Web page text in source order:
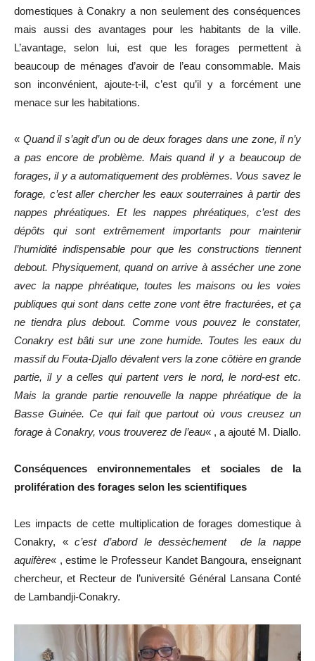
domestiques à Conakry a non seulement des conséquences
mais aussi des avantages pour les habitants de la ville.
L’avantage, selon lui, est que les forages permettent à
beaucoup de ménages d’avoir de l’eau consommable. Mais
son inconvénient, ajoute-t-il, c’est qu’il y a forcément une
menace sur les habitations.
« Quand il s’agit d’un ou de deux forages dans une zone, il n’y
a pas encore de problème. Mais quand il y a beaucoup de
forages, il y a automatiquement des problèmes. Vous savez le
forage, c’est aller chercher les eaux souterraines à partir des
nappes phréatiques. Et les nappes phréatiques, c’est des
dépôts qui sont extrêmement importants pour maintenir
l’humidité indispensable pour que les constructions tiennent
debout. Physiquement, quand on arrive à assécher une zone
avec la nappe phréatique, toutes les maisons ou les voies
publiques qui sont dans cette zone vont être fracturées, et ça
ne tiendra plus debout. Comme vous pouvez le constater,
Conakry est bâti sur une zone humide. Toutes les eaux du
massif du Fouta-Djallo dévalent vers la zone côtière en grande
partie, il y a celles qui partent vers le nord, le nord-est etc.
Mais la grande partie renouvelle la nappe phréatique de la
Basse Guinée. Ce qui fait que partout où vous creusez un
forage à Conakry, vous trouverez de l’eau« , a ajouté M. Diallo.
Conséquences environnementales et sociales de la
prolifération des forages selon les scientifiques
Les impacts de cette multiplication de forages domestique à
Conakry, «c’est d’abord le dessèchement de la nappe
aquifère« , estime le Professeur Kandet Bangoura, enseignant
chercheur, et Recteur de l’université Général Lansana Conté
de Lambandji-Conakry.